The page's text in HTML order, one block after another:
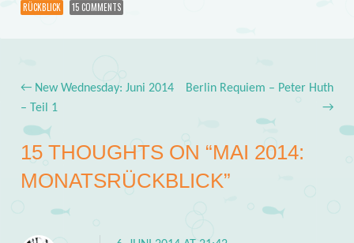
RÜCKBLICK
15 COMMENTS
Post navigation
←New Wednesday: Juni 2014
– Teil 1
Berlin Requiem – Peter Huth
→
15 THOUGHTS ON “MAI 2014:
MONATSRÜCKBLICK”